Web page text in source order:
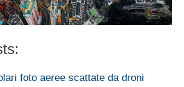
foto aeree scattate da droni